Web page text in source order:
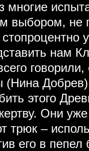
многие
выбором, не
нам
Добрев)
этого
Они
трюк –
его в